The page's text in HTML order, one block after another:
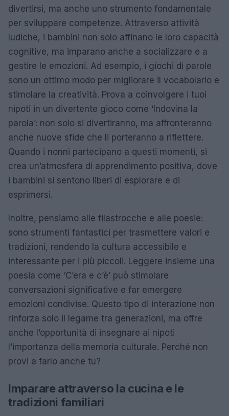
divertirsi, ma anche uno strumento fondamentale
per sviluppare competenze. Attraverso attività
ludiche, i bambini non solo affinano le loro capacità
cognitive, ma imparano anche a socializzare e a
gestire le emozioni. Ad esempio, i giochi di parole
sono un ottimo modo per migliorare il vocabolario e
stimolare la creatività. Prova a coinvolgere i tuoi
nipoti in un divertente gioco come ‘Indovina la
parola’: non solo si divertiranno, ma affronteranno
anche nuove sfide che li porteranno a riflettere.
Quando i nonni partecipano a questi momenti, si
crea un’atmosfera di apprendimento positiva, dove
i bambini si sentono liberi di esplorare e di
esprimersi.
Inoltre, pensiamo alle filastrocche e alle poesie:
sono strumenti fantastici per trasmettere valori e
tradizioni, rendendo la cultura accessibile e
interessante per i più piccoli. Leggere insieme una
poesia come ‘C’era e c’è’ può stimolare
conversazioni significative e far emergere
emozioni condivise. Questo tipo di interazione non
rinforza solo il legame tra generazioni, ma offre
anche l’opportunità di insegnare ai nipoti
l’importanza della memoria culturale. Perché non
provi a farlo anche tu?
Imparare attraverso la cucina e le
tradizioni familiari